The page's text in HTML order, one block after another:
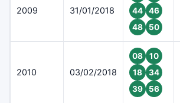
2009 31/01/2018
44
46
48
50
2010 03/02/2018
08
10
18
34
39
56